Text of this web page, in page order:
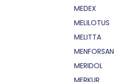
MEDEX
MELILOTUS
MELITTA
MENFORSAN
MERIDOL